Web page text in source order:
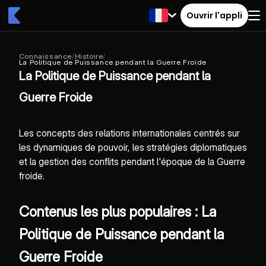
Ouvrir l'appli
Connaissance/Histoire/
La Politique de Puissance pendant la Guerre Froide
La Politique de Puissance pendant la
Guerre Froide
Les concepts des relations internationales centrés sur
les dynamiques de pouvoir, les stratégies diplomatiques
et la gestion des conflits pendant l'époque de la Guerre
froide.
Contenus les plus populaires : La
Politique de Puissance pendant la
Guerre Froide